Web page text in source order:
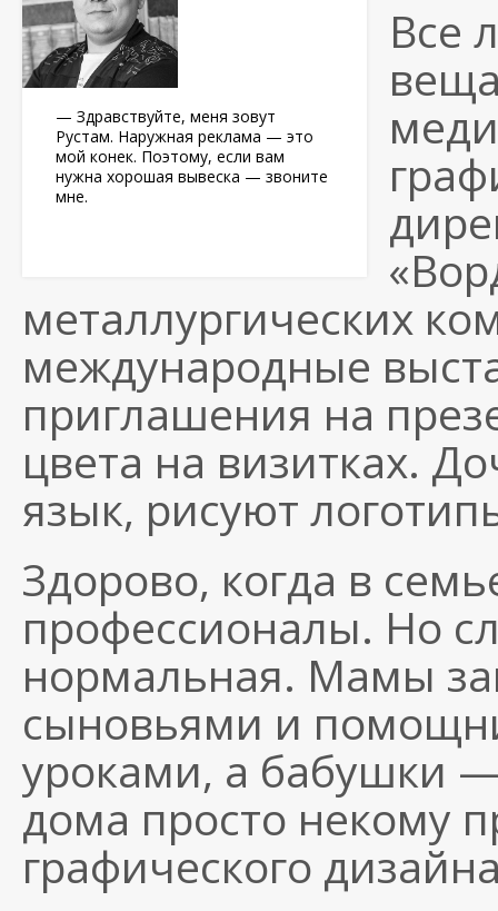
— Здравствуйте, меня зовут
Рустам. Наружная реклама — это
мой конек. Поэтому, если вам
нужна хорошая вывеска — звоните
мне.
Все
металлургических
международные
приглашения на
цвета на визитках.
язык, рисуют
Здорово, когда в
профессионалы. Но
нормальная. Мамы
сыновьями и
уроками, а бабушки
дома просто некому
графического